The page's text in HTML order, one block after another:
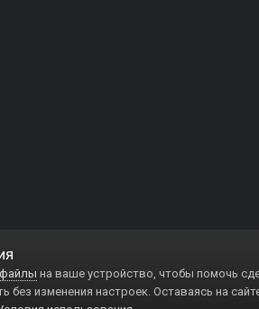
на ваше устройство, чтобы помочь
без изменения настроек. Оставаясь на